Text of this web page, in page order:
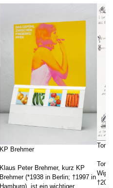
KP Brehmer
Klaus Peter Brehmer, kurz KP
Brehmer (*1938 in Berlin; †1997 in
Hamburg), ist ein wichtiger